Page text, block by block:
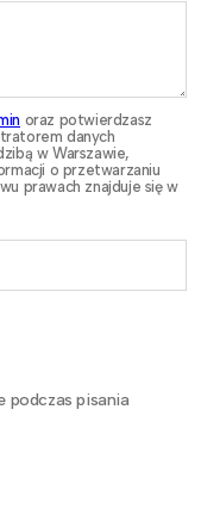
oraz potwierdzasz
danych
w Warszawie,
o przetwarzaniu
prawach znajduje się w
podczas pisania